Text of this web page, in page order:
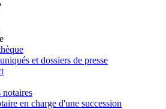
et dossiers de presse
notaires
en charge d'une succession